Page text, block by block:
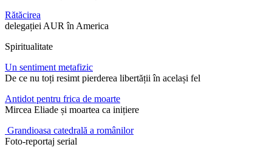
Rătăcirea
delegației AUR în America
Spiritualitate
Un sentiment metafizic
De ce nu toți resimt pierderea libertății în același fel
Antidot pentru frica de moarte
Mircea Eliade și moartea ca inițiere
Grandioasa catedrală a românilor
Foto-reportaj serial